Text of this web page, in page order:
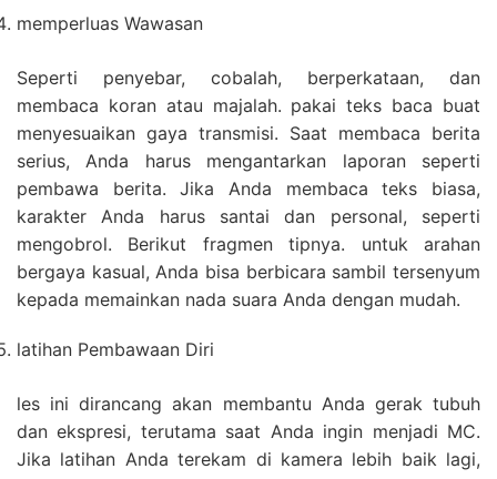
memperluas Wawasan
Seperti penyebar, cobalah, berperkataan, dan
membaca koran atau majalah. pakai teks baca buat
menyesuaikan gaya transmisi. Saat membaca berita
serius, Anda harus mengantarkan laporan seperti
pembawa berita. Jika Anda membaca teks biasa,
karakter Anda harus santai dan personal, seperti
mengobrol. Berikut fragmen tipnya. untuk arahan
bergaya kasual, Anda bisa berbicara sambil tersenyum
kepada memainkan nada suara Anda dengan mudah.
latihan Pembawaan Diri
les ini dirancang akan membantu Anda gerak tubuh
dan ekspresi, terutama saat Anda ingin menjadi MC.
Jika latihan Anda terekam di kamera lebih baik lagi,